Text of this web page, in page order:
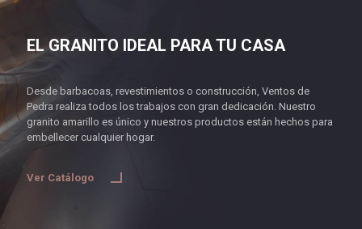
EL GRANITO IDEAL PARA TU CASA
Desde barbacoas, revestimientos o construcción, Ventos de
Pedra realiza todos los trabajos con gran dedicación. Nuestro
granito amarillo es único y nuestros productos están hechos para
embellecer cualquier hogar.
Ver Catálogo